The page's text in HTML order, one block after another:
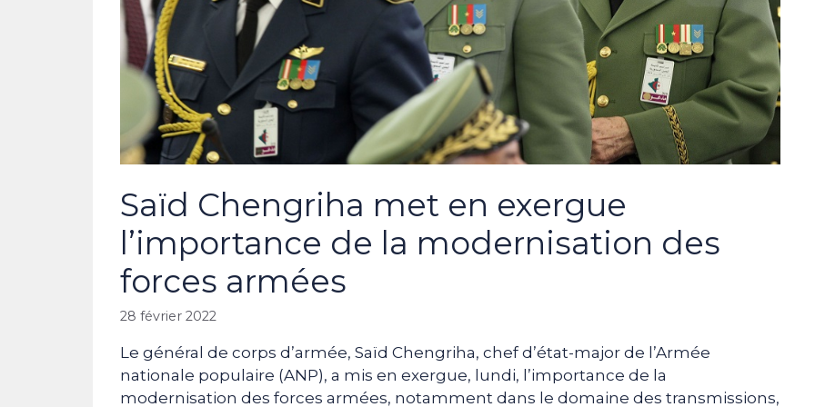
Saïd Chengriha met en exergue
l’importance de la modernisation des
forces armées
28 février 2022
Le général de corps d’armée, Saïd Chengriha, chef d’état-major de l’Armée
nationale populaire (ANP), a mis en exergue, lundi, l’importance de la
modernisation des forces armées, notamment dans le domaine des transmissions,